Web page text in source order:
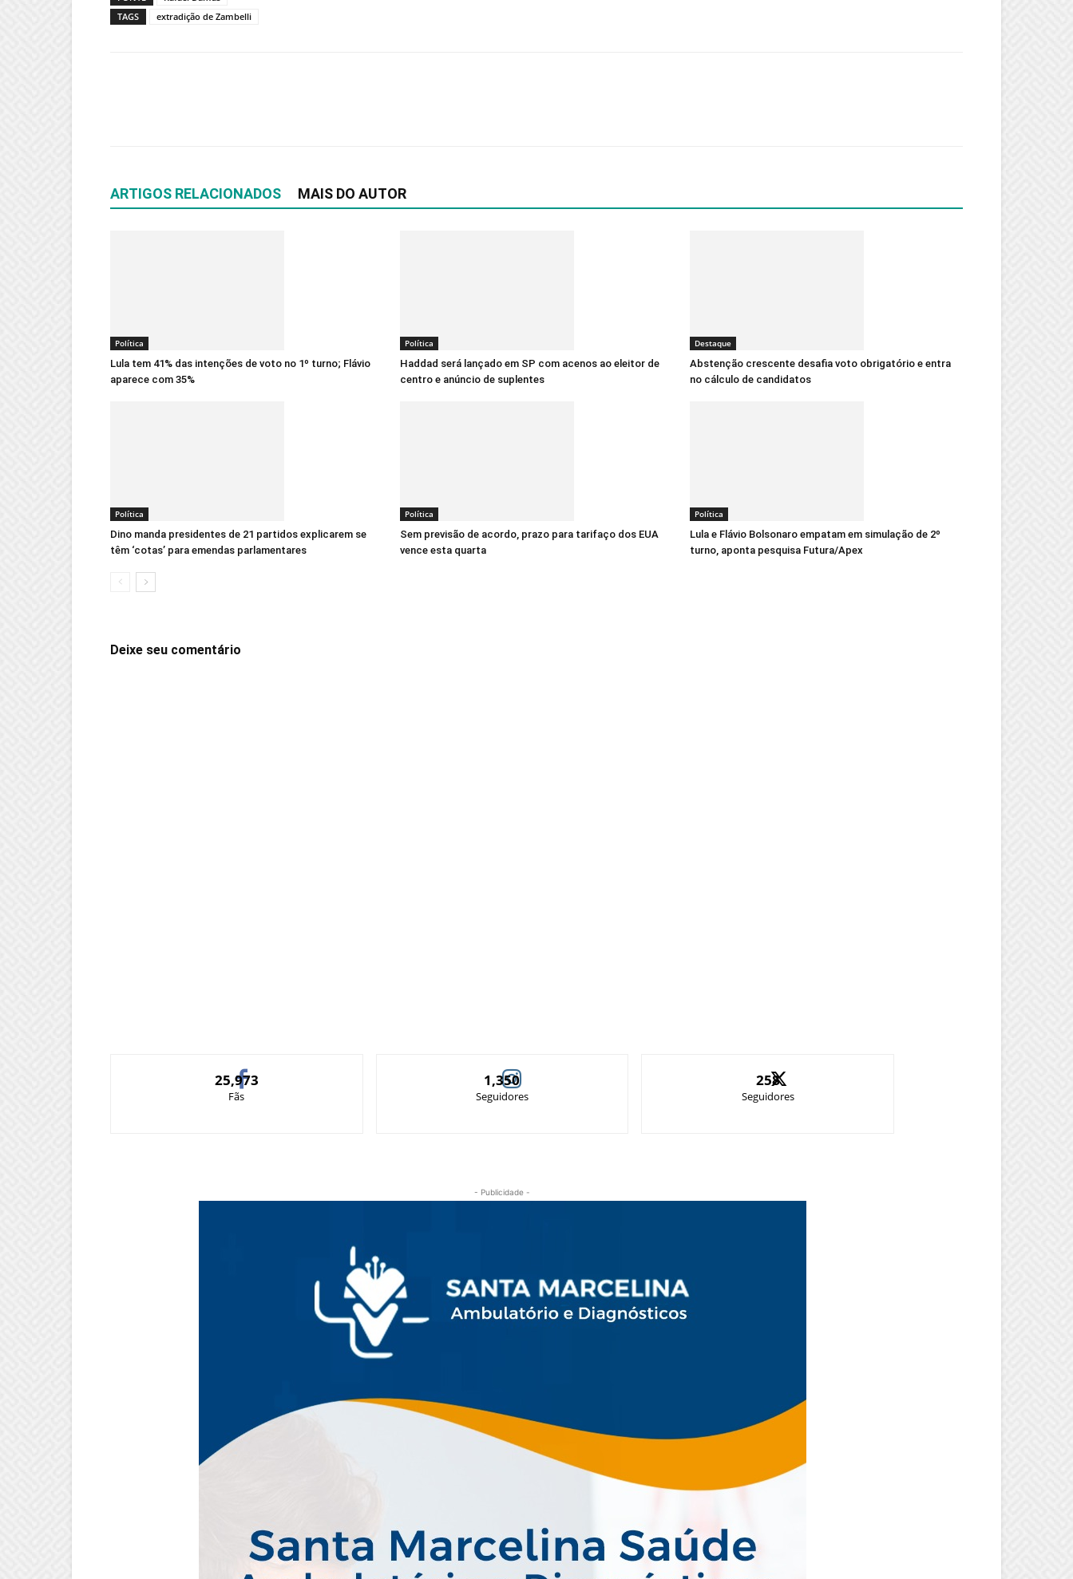
TAGS
extradição de Zambelli
ARTIGOS RELACIONADOS MAIS DO AUTOR
Política
Lula tem 41% das intenções de voto no 1º turno; Flávio
aparece com 35%
Política
Haddad será lançado em SP com acenos ao eleitor de
centro e anúncio de suplentes
Destaque
Abstenção crescente desafia voto obrigatório e entra
no cálculo de candidatos
Política
Dino manda presidentes de 21 partidos explicarem se
têm ‘cotas’ para emendas parlamentares
Política
Sem previsão de acordo, prazo para tarifaço dos EUA
vence esta quarta
Política
Lula e Flávio Bolsonaro empatam em simulação de 2º
turno, aponta pesquisa Futura/Apex
Deixe seu comentário
25,973
Fãs
1,350
Seguidores
258
Seguidores
- Publicidade -